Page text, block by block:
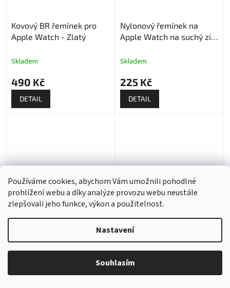
Používáme cookies, abychom Vám umožnili pohodlné
prohlížení webu a díky analýze provozu webu neustále
zlepšovali jeho funkce, výkon a použitelnost.
Nastavení
Souhlasím
Kovový BR řemínek pro
Apple Watch - Zlatý
Skladem
490 Kč
DETAIL
Nylonový řemínek na
Apple Watch na suchý zip
Skladem
225 Kč
DETAIL
Nylonový řemínek na
Apple Watch na suchý zip
Skladem
Nylonový řemínek na
Apple Watch na suchý zip
- Tmavě bílý
Skladem
225 Kč